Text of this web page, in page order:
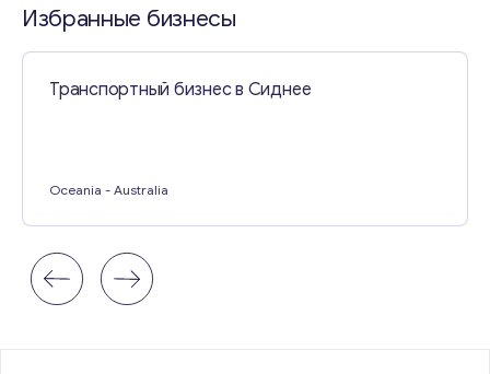
Избранные бизнесы
Транспортный бизнес в Сиднее
Oceania - Australia